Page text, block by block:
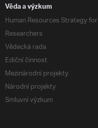
Věda a výzkum
Human Resources Strategy for
Researchers
Vědecká rada
Ediční činnost
Mezinárodní projekty
Národní projekty
Smluvní výzkum